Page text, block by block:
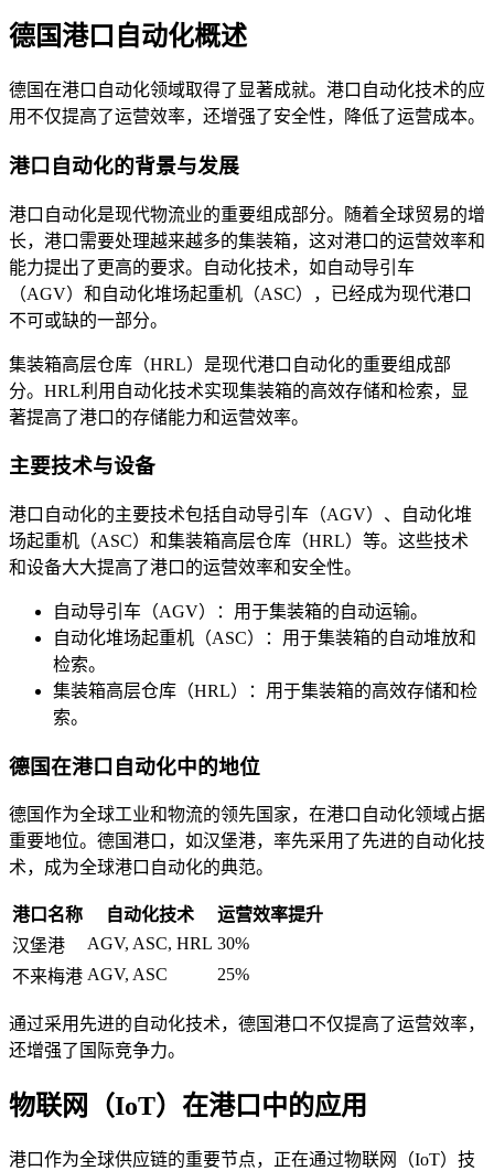
德国港口自动化概述
德国在港口自动化领域取得了显著成就。港口自动化技术的应
用不仅提高了运营效率，还增强了安全性，降低了运营成本。
港口自动化的背景与发展
港口自动化是现代物流业的重要组成部分。随着全球贸易的增
长，港口需要处理越来越多的集装箱，这对港口的运营效率和
能力提出了更高的要求。自动化技术，如自动导引车
（AGV）和自动化堆场起重机（ASC），已经成为现代港口
不可或缺的一部分。
集装箱高层仓库（HRL）是现代港口自动化的重要组成部
分。HRL利用自动化技术实现集装箱的高效存储和检索，显
著提高了港口的存储能力和运营效率。
主要技术与设备
港口自动化的主要技术包括自动导引车（AGV）、自动化堆
场起重机（ASC）和集装箱高层仓库（HRL）等。这些技术
和设备大大提高了港口的运营效率和安全性。
自动导引车（AGV）：用于集装箱的自动运输。
自动化堆场起重机（ASC）：用于集装箱的自动堆放和
检索。
集装箱高层仓库（HRL）：用于集装箱的高效存储和检
索。
德国在港口自动化中的地位
德国作为全球工业和物流的领先国家，在港口自动化领域占据
重要地位。德国港口，如汉堡港，率先采用了先进的自动化技
术，成为全球港口自动化的典范。
港口名称 自动化技术
运营效率提升
汉堡港
AGV, ASC, HRL 30%
不来梅港 AGV, ASC 25%
通过采用先进的自动化技术，德国港口不仅提高了运营效率，
还增强了国际竞争力。
物联网（IoT）在港口中的应用
港口作为全球供应链的重要节点，正在通过物联网（IoT）技